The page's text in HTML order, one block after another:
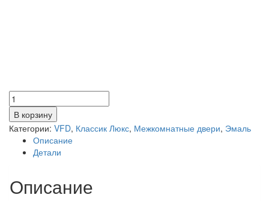
Количество
товара
BIANCAIVORY
PG
ART
В корзину
Категории: VFD, Классик Люкс, Межкомнатные двери, Эмаль
Описание
Детали
Описание